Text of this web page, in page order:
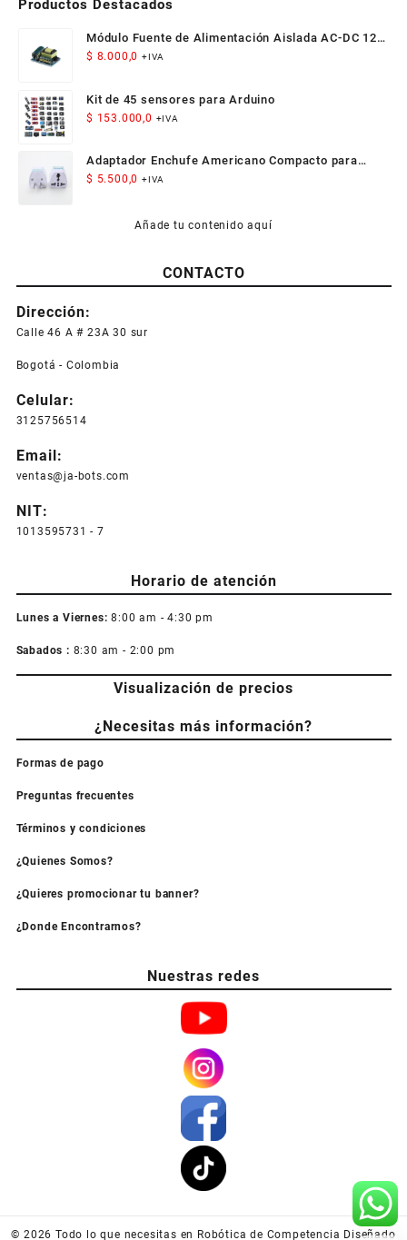
Productos Destacados
Módulo Fuente de Alimentación Aislada AC-DC 12V
300mA 3.5W
$ 8.000,0 +IVA
Kit de 45 sensores para Arduino
$ 153.000,0 +IVA
Adaptador Enchufe Americano Compacto para
Viaje
$ 5.500,0 +IVA
Añade tu contenido aquí
CONTACTO
Dirección:
Calle 46 A # 23A 30 sur
Bogotá - Colombia
Celular:
3125756514
Email:
ventas@ja-bots.com
NIT:
1013595731 - 7
Horario de atención
Lunes a Viernes: 8:00 am - 4:30 pm
Sabados : 8:30 am - 2:00 pm
Visualización de precios
¿Necesitas más información?
Formas de pago
Preguntas frecuentes
Términos y condiciones
¿Quienes Somos?
¿Quieres promocionar tu banner?
¿Donde Encontrarnos?
Nuestras redes
© 2026 Todo lo que necesitas en Robótica de Competencia Diseñado